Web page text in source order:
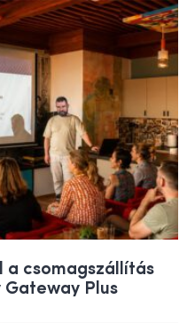
a csomagszállítás
Plus